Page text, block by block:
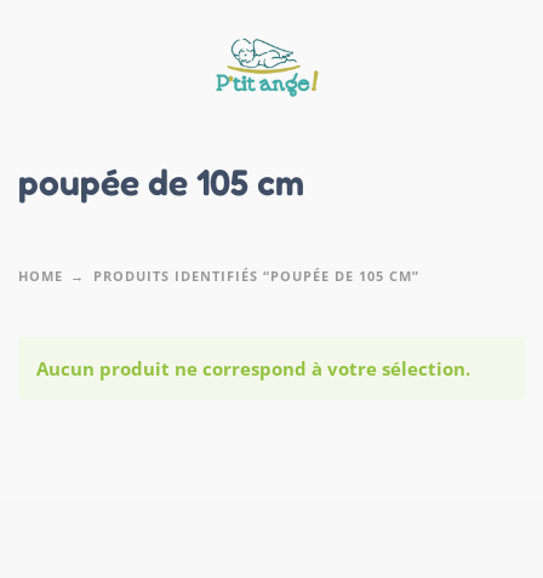
poupée de 105 cm
HOME PRODUITS IDENTIFIÉS “POUPÉE DE 105 CM”
Aucun produit ne correspond à votre sélection.